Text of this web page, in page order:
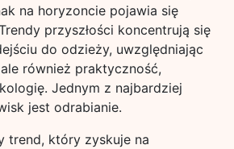
na horyzoncie pojawia się
przyszłości koncentrują się
do odzieży, uwzględniając
również praktyczność,
Jednym z najbardziej
jest odrabianie.
trend, który zyskuje na